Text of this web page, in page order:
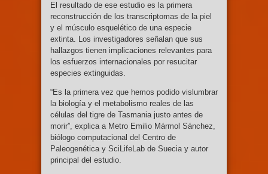
El resultado de ese estudio es la primera
reconstrucción de los transcriptomas de la piel
y el músculo esquelético de una especie
extinta. Los investigadores señalan que sus
hallazgos tienen implicaciones relevantes para
los esfuerzos internacionales por resucitar
especies extinguidas.
“Es la primera vez que hemos podido vislumbrar
la biología y el metabolismo reales de las
células del tigre de Tasmania justo antes de
morir”, explica a Metro Emilio Mármol Sánchez,
biólogo computacional del Centro de
Paleogenética y SciLifeLab de Suecia y autor
principal del estudio.